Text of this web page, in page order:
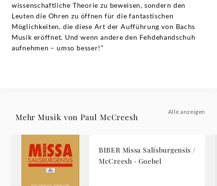
wissenschaftliche Theorie zu beweisen, sondern den
Leuten die Ohren zu öffnen für die fantastischen
Möglichkeiten, die diese Art der Aufführung von Bachs
Musik eröffnet. Und wenn andere den Fehdehandschuh
aufnehmen – umso besser!”
Mehr Musik von Paul McCreesh
Alle anzeigen
BIBER Missa Salisburgensis /
McCreesh · Goebel